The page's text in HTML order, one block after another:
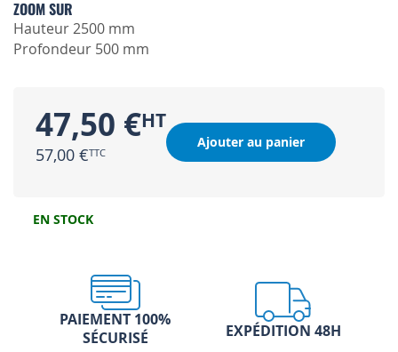
ZOOM SUR
Hauteur 2500 mm
Profondeur 500 mm
47,50 €
57,00 €
Ajouter au panier
EN STOCK
PAIEMENT 100%
SÉCURISÉ
EXPÉDITION 48H